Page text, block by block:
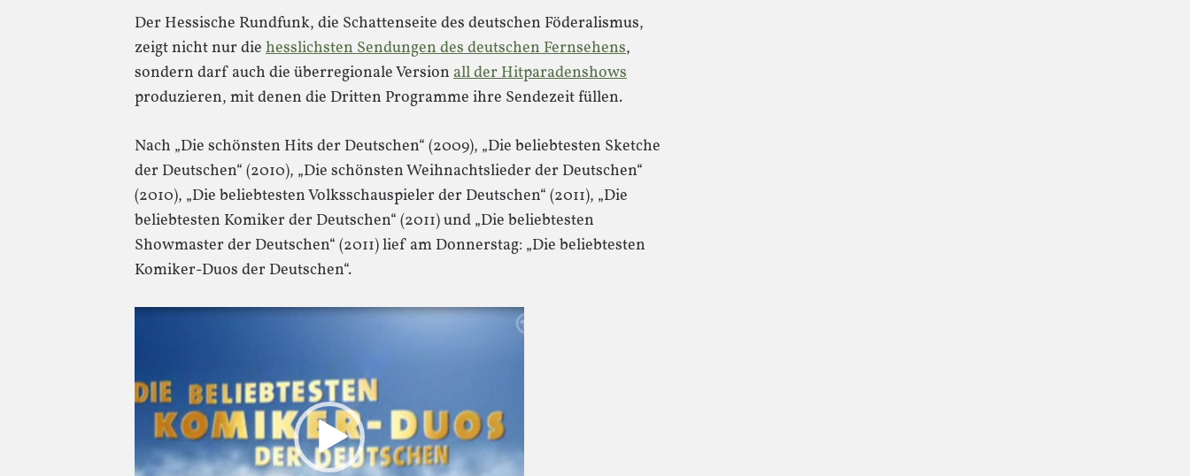
Der Hessische Rundfunk, die Schattenseite des deutschen Föderalismus,
zeigt nicht nur die hesslichsten Sendungen des deutschen Fernsehens,
sondern darf auch die überregionale Version all der Hitparadenshows
produzieren, mit denen die Dritten Programme ihre Sendezeit füllen.
Nach „Die schönsten Hits der Deutschen“ (2009), „Die beliebtesten Sketche
der Deutschen“ (2010), „Die schönsten Weihnachtslieder der Deutschen“
(2010), „Die beliebtesten Volksschauspieler der Deutschen“ (2011), „Die
beliebtesten Komiker der Deutschen“ (2011) und „Die beliebtesten
Showmaster der Deutschen“ (2011) lief am Donnerstag: „Die beliebtesten
Komiker-Duos der Deutschen“.
Video-